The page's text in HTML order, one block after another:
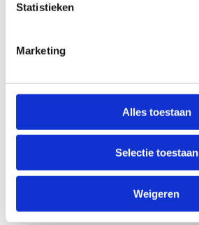
Statistieken
Marketing
Alles toestaan
Selectie toestaan
Weigeren